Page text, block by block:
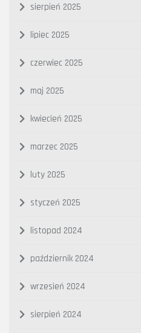
sierpień 2025
lipiec 2025
czerwiec 2025
maj 2025
kwiecień 2025
marzec 2025
luty 2025
styczeń 2025
listopad 2024
październik 2024
wrzesień 2024
sierpień 2024